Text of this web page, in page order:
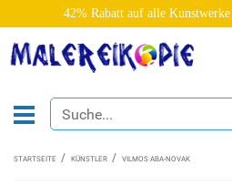
42% Rabatt auf alle Kunstwerke
STARTSEITE KÜNSTLER VILMOS ABA-NOVAK